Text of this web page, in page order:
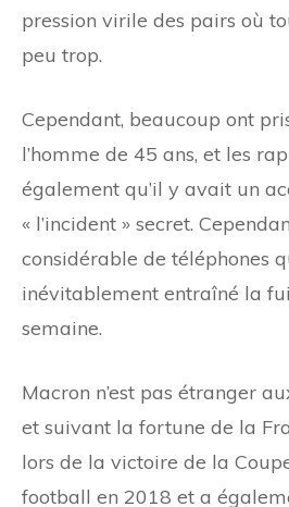
pression virile des pairs où
peu trop.
Cependant, beaucoup ont
l’homme de 45 ans, et les
également qu’il y avait un
« l’incident » secret.
considérable de téléphones
inévitablement entraîné la
semaine.
Macron n’est pas étranger
et suivant la fortune de la
lors de la victoire de la
football en 2018 et a